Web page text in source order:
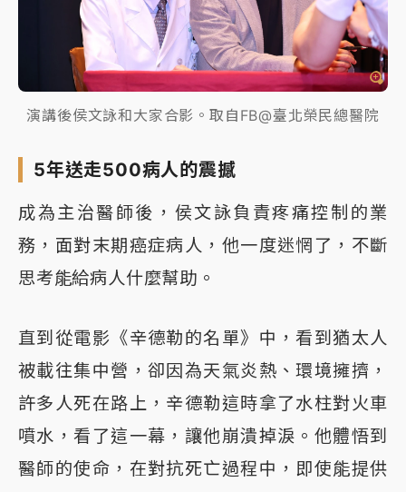
演講後侯文詠和大家合影。取自FB@臺北榮民總醫院
5年送走500病人的震撼
成為主治醫師後，侯文詠負責疼痛控制的業
務，面對末期癌症病人，他一度迷惘了，不斷
思考能給病人什麼幫助。
直到從電影《辛德勒的名單》中，看到猶太人
被載往集中營，卻因為天氣炎熱、環境擁擠，
許多人死在路上，辛德勒這時拿了水柱對火車
噴水，看了這一幕，讓他崩潰掉淚。他體悟到
醫師的使命，在對抗死亡過程中，即使能提供